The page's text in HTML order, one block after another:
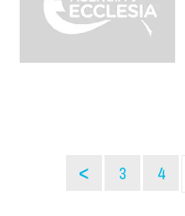
< 3 4